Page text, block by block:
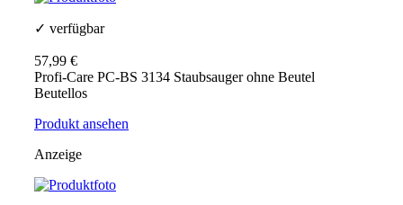
✓ verfügbar
57,99 €
Profi-Care PC-BS 3134 Staubsauger ohne Beutel
Beutellos
Produkt ansehen
Anzeige